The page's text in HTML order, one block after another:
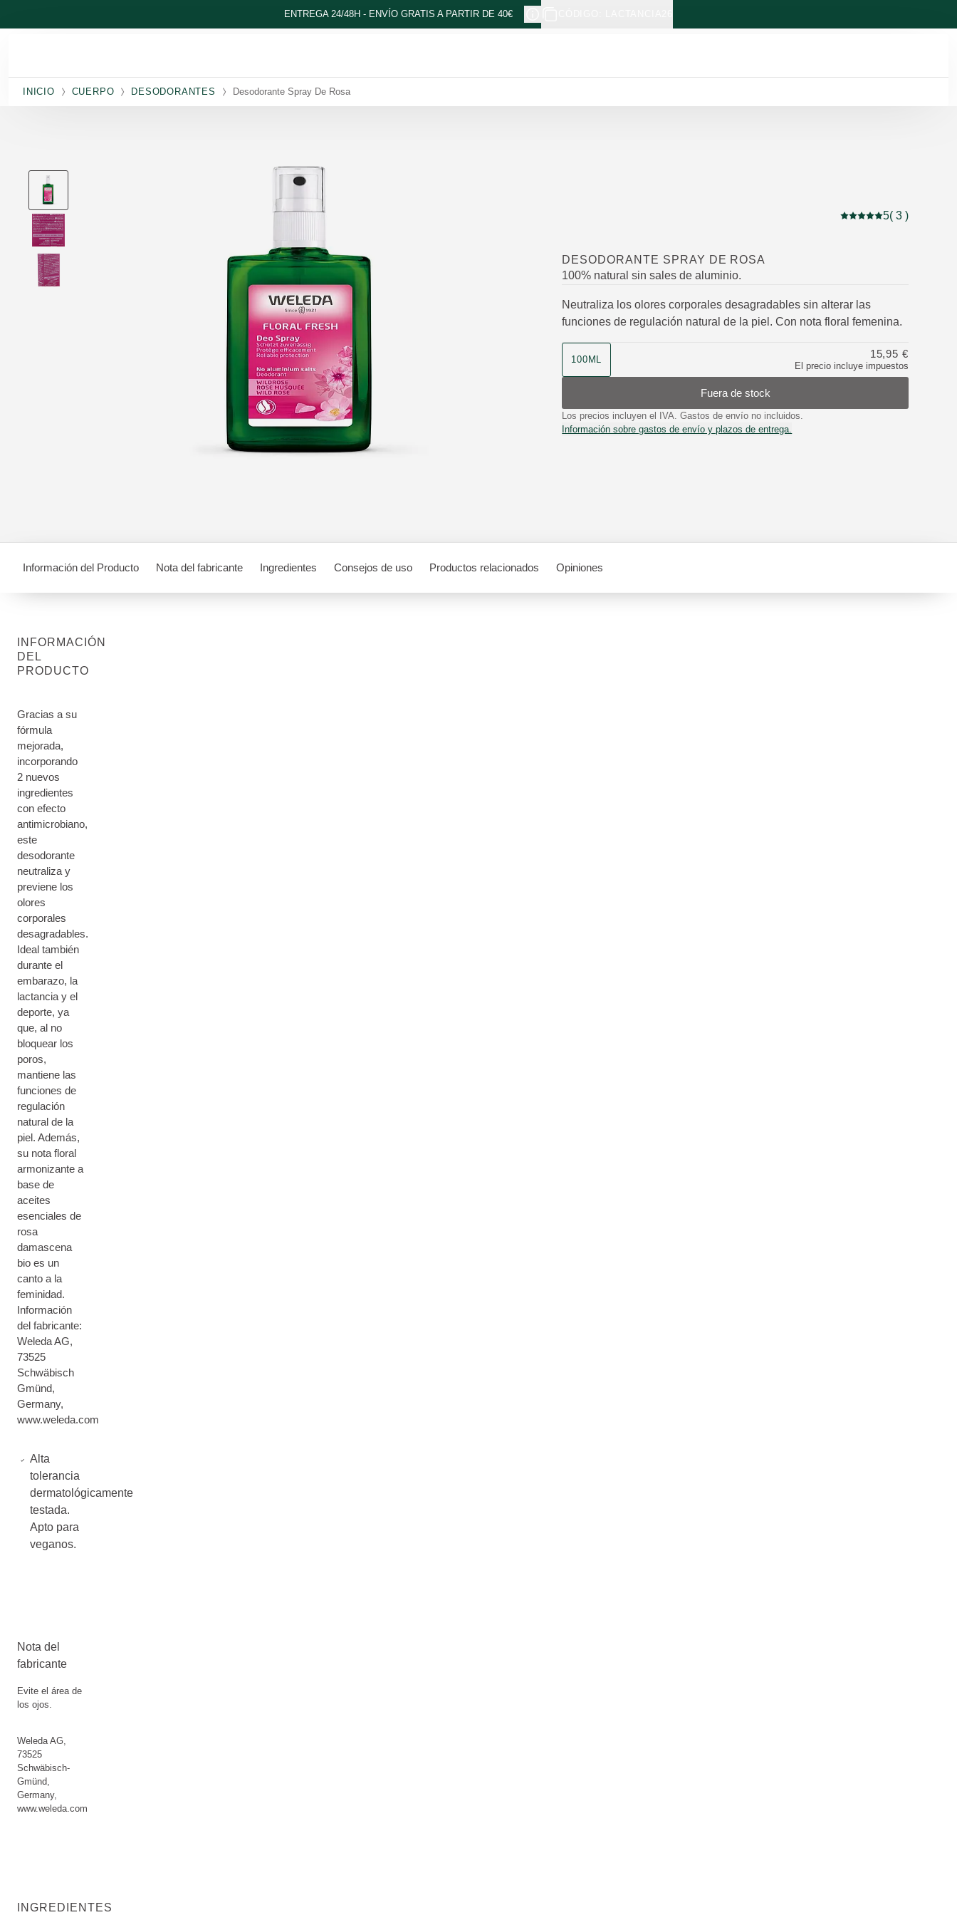
ENTREGA 24/48H - ENVÍO GRATIS A PARTIR DE 40€
INICIO CUERPO DESODORANTES Desodorante Spray De Rosa
Puntuación: 5 / 5
5( 3 )
DESODORANTE SPRAY DE ROSA
100% natural sin sales de aluminio.
Neutraliza los olores corporales desagradables sin alterar las
funciones de regulación natural de la piel. Con nota floral femenina.
100ML
El precio incluye impuestos
15,95 €
Fuera de stock
Los precios incluyen el IVA. Gastos de envío no incluidos.
Información sobre gastos de envío y plazos de entrega.
Información del Producto Nota del fabricante Ingredientes Consejos de uso Productos relacionados Opiniones
INFORMACIÓN
DEL
PRODUCTO
Gracias a su
fórmula
mejorada,
incorporando
2 nuevos
ingredientes
con efecto
antimicrobiano,
este
desodorante
neutraliza y
previene los
olores
corporales
desagradables.
Ideal también
durante el
embarazo, la
lactancia y el
deporte, ya
que, al no
bloquear los
poros,
mantiene las
funciones de
regulación
natural de la
piel. Además,
su nota floral
armonizante a
base de
aceites
esenciales de
rosa
damascena
bio es un
canto a la
feminidad.
Información
del fabricante:
Weleda AG,
73525
Schwäbisch
Gmünd,
Germany,
www.weleda.com
Alta
tolerancia
dermatológicamente
testada.
Apto para
veganos.
Nota del
fabricante
Evite el área de
los ojos.
Weleda AG,
73525
Schwäbisch-
Gmünd,
Germany,
www.weleda.com
INGREDIENTES